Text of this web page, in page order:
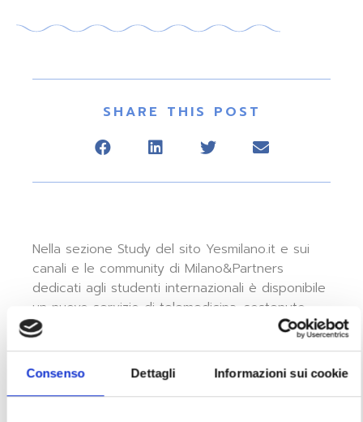
Consenso Dettagli Informazioni sui cookie
SHARE THIS POST
Nella sezione Study del sito Yesmilano.it e sui
canali e le community di Milano&Partners
dedicati agli studenti internazionali è disponibile
un nuovo servizio di telemedicina, sostenuto
dagli specialisti del Centro Diagnostico Italiano.
sito Yesmilano.it e sui canali e le community di
Milano&Partners dedicati agli studenti